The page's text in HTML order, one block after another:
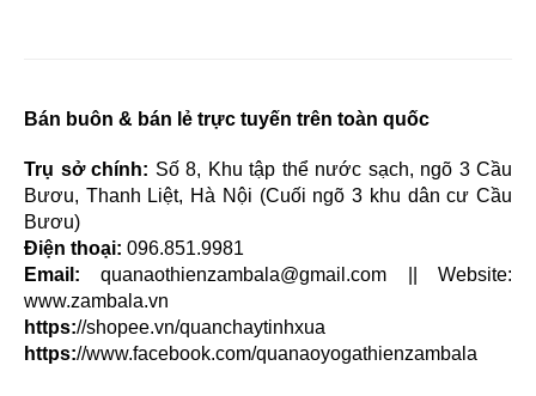
Bán buôn & bán lẻ trực tuyến trên toàn quốc
Trụ sở chính: Số 8, Khu tập thể nước sạch, ngõ 3 Cầu
Bươu, Thanh Liệt, Hà Nội (Cuối ngõ 3 khu dân cư Cầu
Bươu)
Điện thoại: 096.851.9981
Email:
quanaothienzambala@gmail.com || Website:
www.zambala.vn
https://shopee.vn/quanchaytinhxua
https://www.facebook.com/quanaoyogathienzambala